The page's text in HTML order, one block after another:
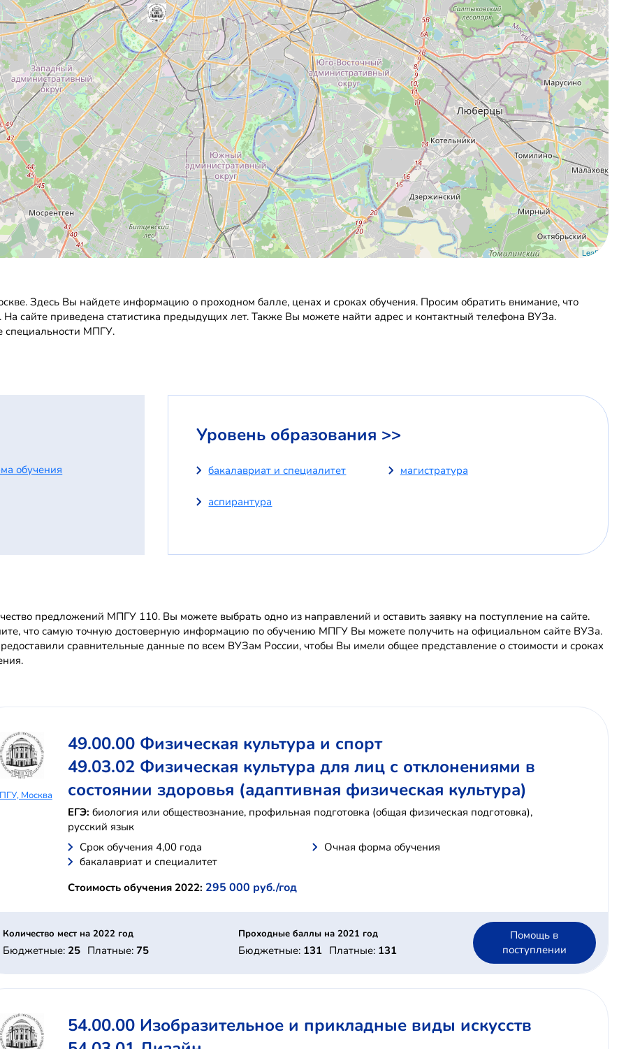
Leaflet
Здесь Вы найдете информацию о проходном балле, ценах и сроках обучения. Просим обратить внимание, что
сайте приведена статистика предыдущих лет. Также Вы можете найти адрес и контактный телефона ВУЗа.
специальности МПГУ.
обучения
Уровень образования >>
бакалавриат и специалитет магистратура
аспирантура
предложений МПГУ 110. Вы можете выбрать одно из направлений и оставить заявку на поступление на сайте.
что самую точную достоверную информацию по обучению МПГУ Вы можете получить на официальном сайте ВУЗа.
сравнительные данные по всем ВУЗам России, чтобы Вы имели общее представление о стоимости и сроках
Москва
49.00.00 Физическая культура и спорт
49.03.02 Физическая культура для лиц с отклонениями в
состоянии здоровья (адаптивная физическая культура)
ЕГЭ: биология или обществознание, профильная подготовка (общая физическая подготовка),
русский язык
Cрок обучения 4,00 года
Очная форма обучения
бакалавриат и специалитет
Стоимость обучения 2022: 295 000 руб./год
Количество мест на 2022 год
Бюджетные: 25 Платные:75
Проходные баллы на 2021 год
Бюджетные: 131 Платные: 131
Помощь в
поступлении
54.00.00 Изобразительное и прикладные виды искусств